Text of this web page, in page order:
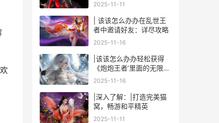
2025-11-11
| 该该怎么办办在乱世王
者中邀请好友：详尽攻略
2025-11-16
|该该怎么办办轻松获得
《炮炮王者’里面的无限金
币和星星|
2025-11-16
|深入了解：|打造完美猫
窝，畅游和平精英
2025-11-11